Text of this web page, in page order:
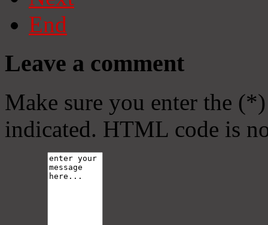
End
Leave a comment
Make sure you enter the
indicated. HTML code is